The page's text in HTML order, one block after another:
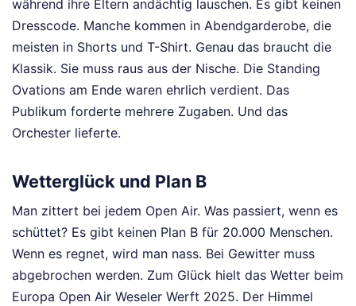
während ihre Eltern andächtig lauschen. Es gibt keinen
Dresscode. Manche kommen in Abendgarderobe, die
meisten in Shorts und T-Shirt. Genau das braucht die
Klassik. Sie muss raus aus der Nische. Die Standing
Ovations am Ende waren ehrlich verdient. Das
Publikum forderte mehrere Zugaben. Und das
Orchester lieferte.
Wetterglück und Plan B
Man zittert bei jedem Open Air. Was passiert, wenn es
schüttet? Es gibt keinen Plan B für 20.000 Menschen.
Wenn es regnet, wird man nass. Bei Gewitter muss
abgebrochen werden. Zum Glück hielt das Wetter beim
Europa Open Air Weseler Werft 2025. Der Himmel